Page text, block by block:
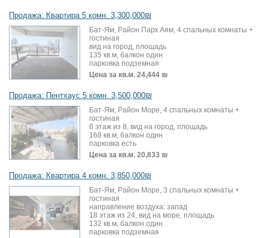
Продажа: Квартира 5 комн. 3,300,000₪
Бат-Ям, Район Парк Аям, 4 спальных комнаты +
гостиная
вид на город, площадь
135 кв.м, балкон один
парковка подземная
Цена за кв.м. 24,444 ₪
Продажа: Пентхаус 5 комн. 3,500,000₪
Бат-Ям, Район Море, 4 спальных комнаты +
гостиная
8 этаж из 8, вид на город, площадь
168 кв.м, балкон один
парковка есть
Цена за кв.м. 20,833 ₪
Продажа: Квартира 4 комн. 3,850,000₪
Бат-Ям, Район Море, 3 спальных комнаты +
гостиная
направление воздуха: запад
18 этаж из 24, вид на море, площадь
132 кв.м, балкон один
парковка подземная